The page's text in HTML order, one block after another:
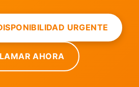
URGENTE
AHORA